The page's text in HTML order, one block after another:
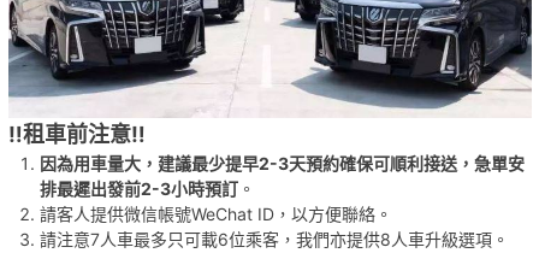
‼️租車前注意‼️
因為用車量大，建議最少提早2-3天預約確保可順利接送，急單安
排最遲出發前2-3小時預訂。
請客人提供微信帳號WeChat ID，以方便聯絡。
請注意7人車最多只可載6位乘客，我們亦提供8人車升級選項。